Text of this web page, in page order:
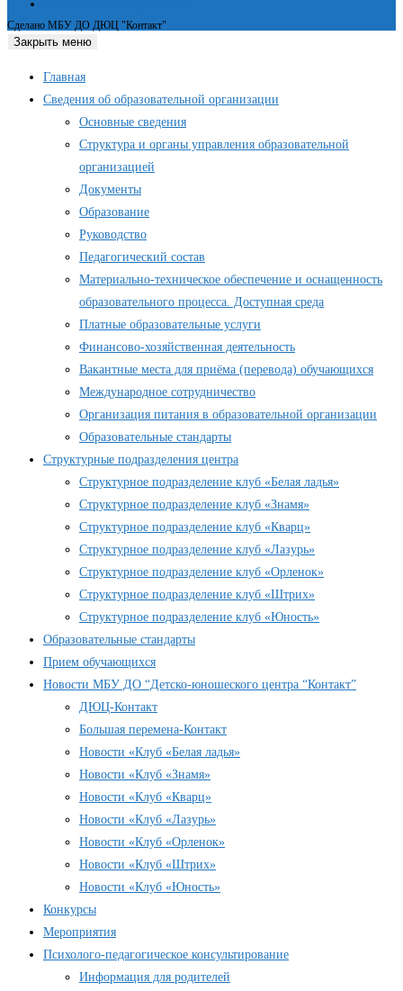
Сделано МБУ ДО ДЮЦ "Контакт"
Закрыть меню
Главная
Сведения об образовательной организации
Основные сведения
Структура и органы управления образовательной
организацией
Документы
Образование
Руководство
Педагогический состав
Материально-техническое обеспечение и оснащенность
образовательного процесса. Доступная среда
Платные образовательные услуги
Финансово-хозяйственная деятельность
Вакантные места для приёма (перевода) обучающихся
Международное сотрудничество
Организация питания в образовательной организации
Образовательные стандарты
Структурные подразделения центра
Структурное подразделение клуб «Белая ладья»
Структурное подразделение клуб «Знамя»
Структурное подразделение клуб «Кварц»
Структурное подразделение клуб «Лазурь»
Структурное подразделение клуб «Орленок»
Структурное подразделение клуб «Штрих»
Структурное подразделение клуб «Юность»
Образовательные стандарты
Прием обучающихся
Новости МБУ ДО “Детско-юношеского центра “Контакт”
ДЮЦ-Контакт
Большая перемена-Контакт
Новости «Клуб «Белая ладья»
Новости «Клуб «Знамя»
Новости «Клуб «Кварц»
Новости «Клуб «Лазурь»
Новости «Клуб «Орленок»
Новости «Клуб «Штрих»
Новости «Клуб «Юность»
Конкурсы
Мероприятия
Психолого-педагогическое консультирование
Информация для родителей